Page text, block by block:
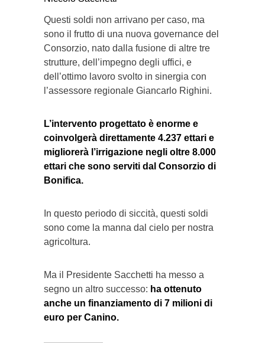
Questi soldi non arrivano per caso, ma
sono il frutto di una nuova governance del
Consorzio, nato dalla fusione di altre tre
strutture, dell’impegno degli uffici, e
dell’ottimo lavoro svolto in sinergia con
l’assessore regionale Giancarlo Righini.
L’intervento progettato è enorme e
coinvolgerà direttamente 4.237 ettari e
migliorerà l’irrigazione negli oltre 8.000
ettari che sono serviti dal Consorzio di
Bonifica.
In questo periodo di siccità, questi soldi
sono come la manna dal cielo per nostra
agricoltura.
Ma il Presidente Sacchetti ha messo a
segno un altro successo: ha ottenuto
anche un finanziamento di 7 milioni di
euro per Canino.